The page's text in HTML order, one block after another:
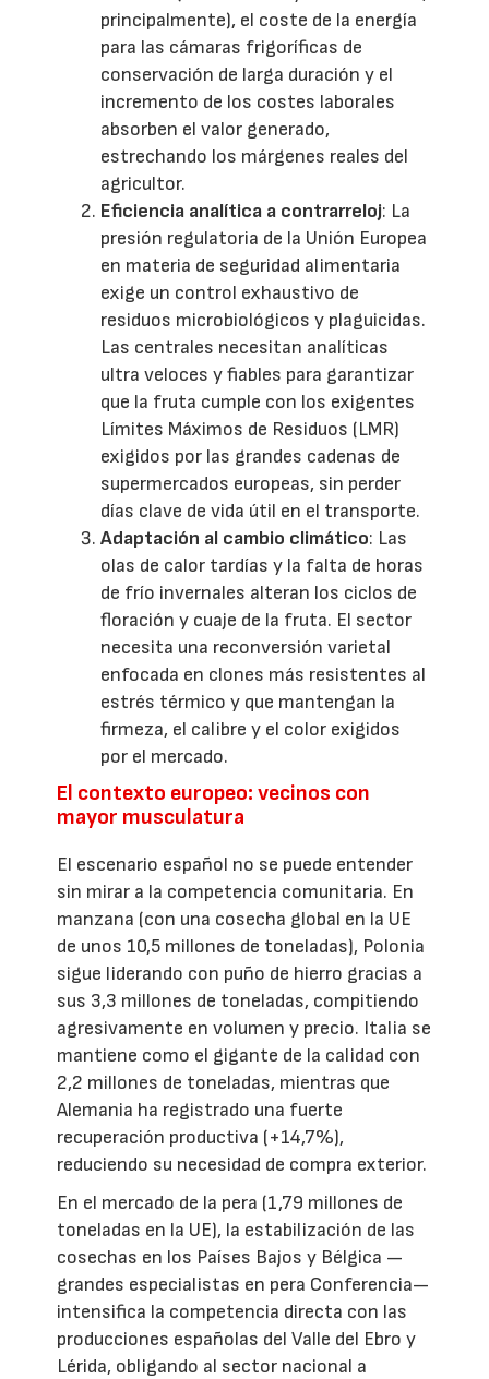
principalmente), el coste de la energía
para las cámaras frigoríficas de
conservación de larga duración y el
incremento de los costes laborales
absorben el valor generado,
estrechando los márgenes reales del
agricultor.
Eficiencia analítica a contrarreloj: La
presión regulatoria de la Unión Europea
en materia de seguridad alimentaria
exige un control exhaustivo de
residuos microbiológicos y plaguicidas.
Las centrales necesitan analíticas
ultra veloces y fiables para garantizar
que la fruta cumple con los exigentes
Límites Máximos de Residuos (LMR)
exigidos por las grandes cadenas de
supermercados europeas, sin perder
días clave de vida útil en el transporte.
Adaptación al cambio climático: Las
olas de calor tardías y la falta de horas
de frío invernales alteran los ciclos de
floración y cuaje de la fruta. El sector
necesita una reconversión varietal
enfocada en clones más resistentes al
estrés térmico y que mantengan la
firmeza, el calibre y el color exigidos
por el mercado.
El contexto europeo: vecinos con
mayor musculatura
El escenario español no se puede entender
sin mirar a la competencia comunitaria. En
manzana (con una cosecha global en la UE
de unos 10,5 millones de toneladas), Polonia
sigue liderando con puño de hierro gracias a
sus 3,3 millones de toneladas, compitiendo
agresivamente en volumen y precio. Italia se
mantiene como el gigante de la calidad con
2,2 millones de toneladas, mientras que
Alemania ha registrado una fuerte
recuperación productiva (+14,7%),
reduciendo su necesidad de compra exterior.
En el mercado de la pera (1,79 millones de
toneladas en la UE), la estabilización de las
cosechas en los Países Bajos y Bélgica —
grandes especialistas en pera Conferencia—
intensifica la competencia directa con las
producciones españolas del Valle del Ebro y
Lérida, obligando al sector nacional a